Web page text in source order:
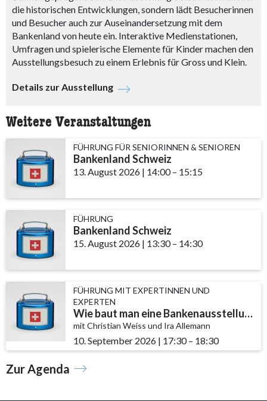
die historischen Entwicklungen, sondern lädt Besucherinnen
und Besucher auch zur Auseinandersetzung mit dem
Bankenland von heute ein. Interaktive Medienstationen,
Umfragen und spielerische Elemente für Kinder machen den
Ausstellungsbesuch zu einem Erlebnis für Gross und Klein.
Details zur Ausstellung
Weitere Veranstaltungen
FÜHRUNG FÜR SENIORINNEN & SENIOREN
Bankenland Schweiz
13. August 2026 | 14:00accessibility.time_to
– 15:15
FÜHRUNG
Bankenland Schweiz
15. August 2026 | 13:30accessibility.time_to
– 14:30
FÜHRUNG MIT EXPERTINNEN UND
EXPERTEN
Wie baut man eine Bankenausstellung?
mit Christian Weiss und Ira Allemann
10. September 2026 | 17:30– 18:30
Zur Agenda